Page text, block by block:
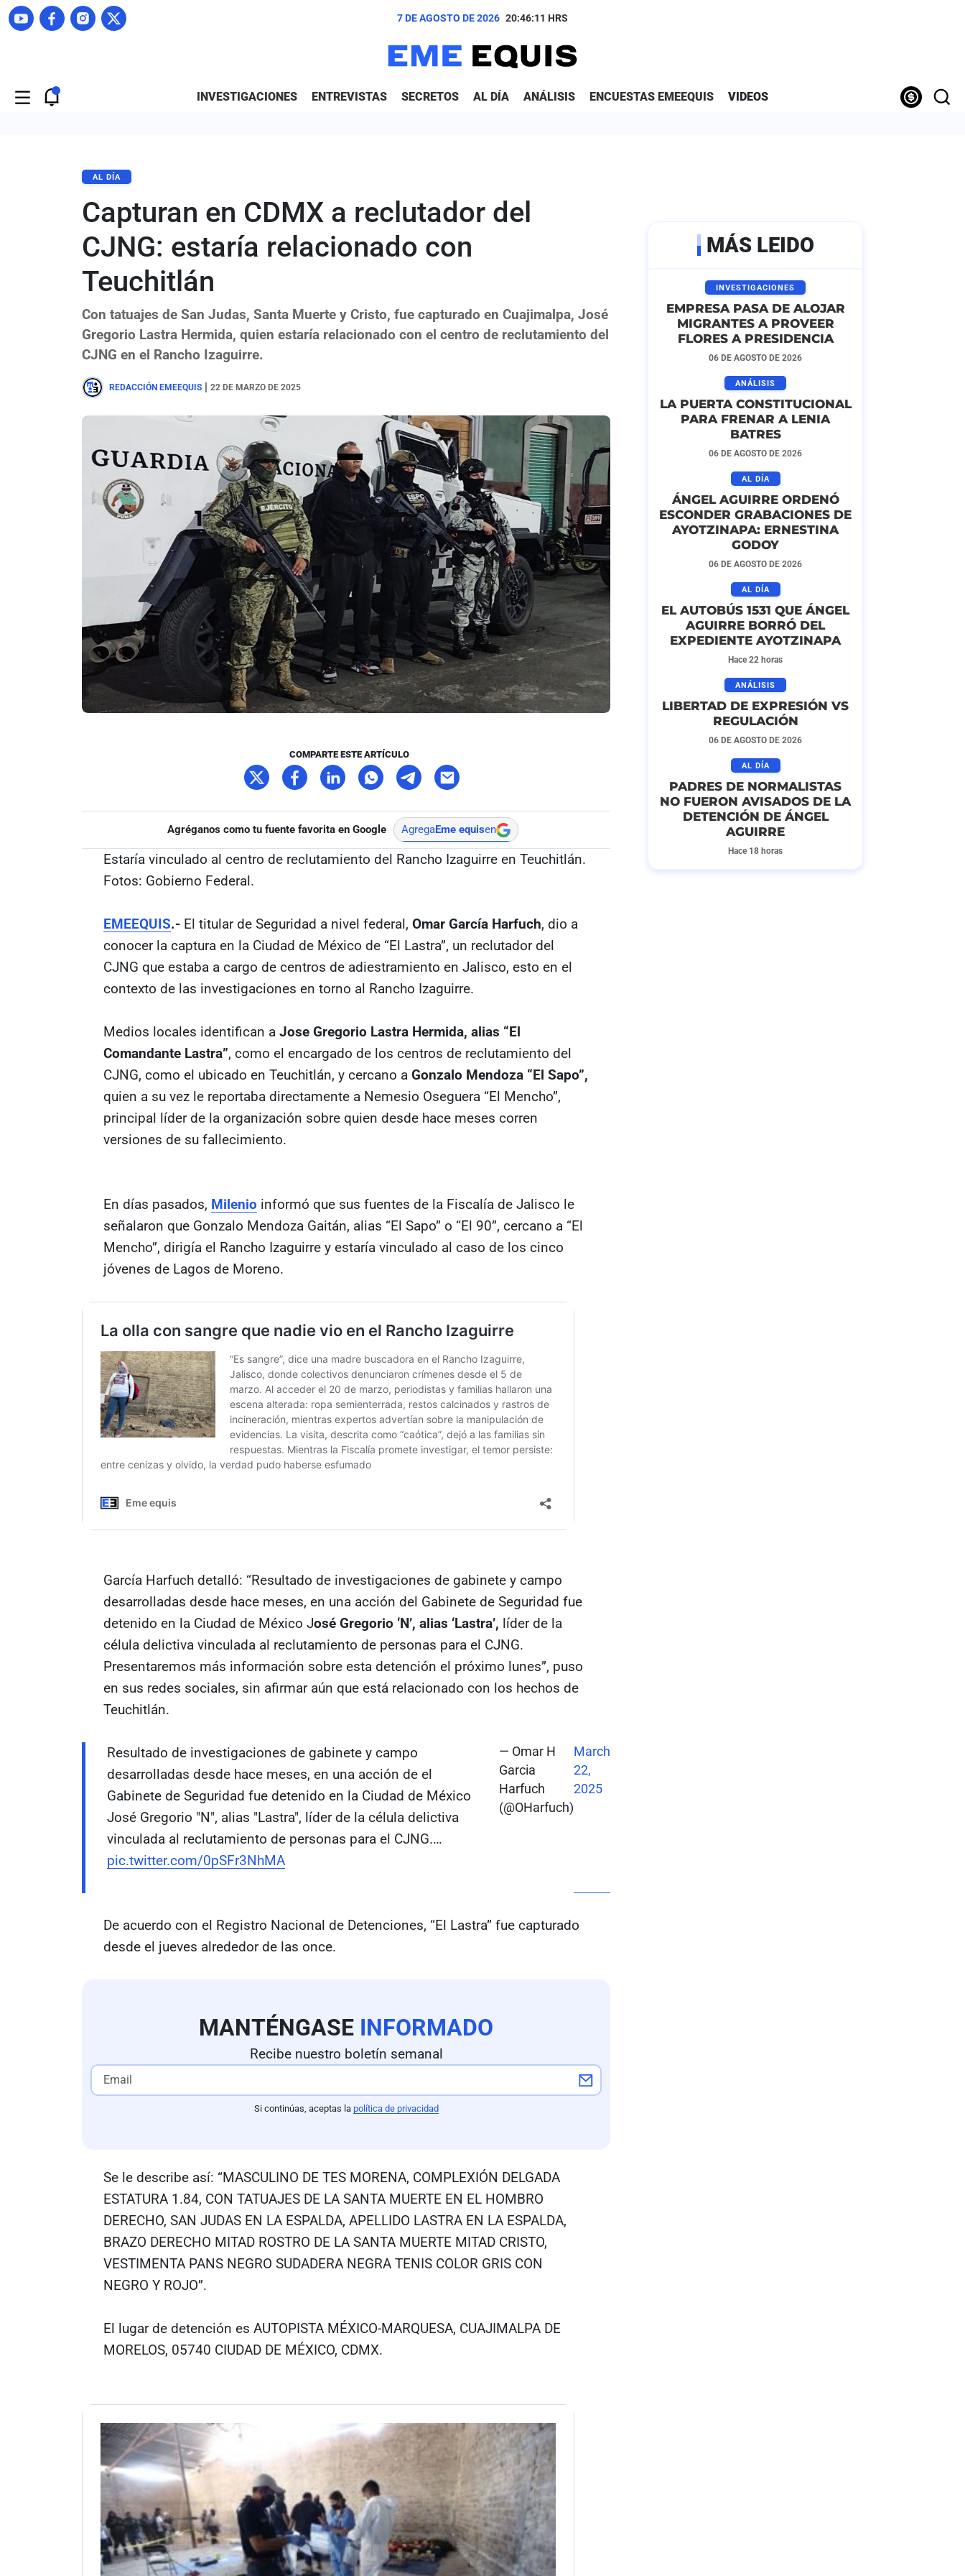
7 DE AGOSTO DE 2026 20:46:12 HRS
INVESTIGACIONES ENTREVISTAS SECRETOS AL DÍA ANÁLISIS ENCUESTAS EMEEQUIS VIDEOS
AL DÍA
Capturan en CDMX a reclutador del
CJNG: estaría relacionado con
Teuchitlán
Con tatuajes de San Judas, Santa Muerte y Cristo, fue capturado en Cuajimalpa, José
Gregorio Lastra Hermida, quien estaría relacionado con el centro de reclutamiento del
CJNG en el Rancho Izaguirre.
REDACCIÓN EMEEQUIS 22 DE MARZO DE 2025
COMPARTE ESTE ARTÍCULO
Agréganos como tu fuente favorita en Google AgregaEme equisen
Estaría vinculado al centro de reclutamiento del Rancho Izaguirre en Teuchitlán.
Fotos: Gobierno Federal.
EMEEQUIS.- El titular de Seguridad a nivel federal, Omar García Harfuch, dio a
conocer la captura en la Ciudad de México de “El Lastra”, un reclutador del
CJNG que estaba a cargo de centros de adiestramiento en Jalisco, esto en el
contexto de las investigaciones en torno al Rancho Izaguirre.
Medios locales identifican a Jose Gregorio Lastra Hermida, alias “El
Comandante Lastra”, como el encargado de los centros de reclutamiento del
CJNG, como el ubicado en Teuchitlán, y cercano a Gonzalo Mendoza “El Sapo”,
quien a su vez le reportaba directamente a Nemesio Oseguera “El Mencho”,
principal líder de la organización sobre quien desde hace meses corren
versiones de su fallecimiento.
En días pasados, Milenio informó que sus fuentes de la Fiscalía de Jalisco le
señalaron que Gonzalo Mendoza Gaitán, alias “El Sapo” o “El 90”, cercano a “El
Mencho”, dirigía el Rancho Izaguirre y estaría vinculado al caso de los cinco
jóvenes de Lagos de Moreno.
García Harfuch detalló: “Resultado de investigaciones de gabinete y campo
desarrolladas desde hace meses, en una acción del Gabinete de Seguridad fue
detenido en la Ciudad de México José Gregorio ‘N’, alias ‘Lastra’, líder de la
célula delictiva vinculada al reclutamiento de personas para el CJNG.
Presentaremos más información sobre esta detención el próximo lunes”, puso
en sus redes sociales, sin afirmar aún que está relacionado con los hechos de
Teuchitlán.
Resultado de investigaciones de gabinete y campo
desarrolladas desde hace meses, en una acción de el
Gabinete de Seguridad fue detenido en la Ciudad de México
José Gregorio "N", alias "Lastra", líder de la célula delictiva
vinculada al reclutamiento de personas para el CJNG.…
pic.twitter.com/0pSFr3NhMA
— Omar H
Garcia
Harfuch
(@OHarfuch)
March
22,
2025
De acuerdo con el Registro Nacional de Detenciones, “El Lastra” fue capturado
desde el jueves alrededor de las once.
MANTÉNGASE INFORMADO
Recibe nuestro boletín semanal
Si continúas, aceptas la política de privacidad
Se le describe así: “MASCULINO DE TES MORENA, COMPLEXIÓN DELGADA
ESTATURA 1.84, CON TATUAJES DE LA SANTA MUERTE EN EL HOMBRO
DERECHO, SAN JUDAS EN LA ESPALDA, APELLIDO LASTRA EN LA ESPALDA,
BRAZO DERECHO MITAD ROSTRO DE LA SANTA MUERTE MITAD CRISTO,
VESTIMENTA PANS NEGRO SUDADERA NEGRA TENIS COLOR GRIS CON
NEGRO Y ROJO”.
El lugar de detención es AUTOPISTA MÉXICO-MARQUESA, CUAJIMALPA DE
MORELOS, 05740 CIUDAD DE MÉXICO, CDMX.
MÁS LEIDO
INVESTIGACIONES
EMPRESA PASA DE ALOJAR
MIGRANTES A PROVEER
FLORES A PRESIDENCIA
06 DE AGOSTO DE 2026
ANÁLISIS
LA PUERTA CONSTITUCIONAL
PARA FRENAR A LENIA
BATRES
06 DE AGOSTO DE 2026
AL DÍA
ÁNGEL AGUIRRE ORDENÓ
ESCONDER GRABACIONES DE
AYOTZINAPA: ERNESTINA
GODOY
06 DE AGOSTO DE 2026
AL DÍA
EL AUTOBÚS 1531 QUE ÁNGEL
AGUIRRE BORRÓ DEL
EXPEDIENTE AYOTZINAPA
Hace 22 horas
ANÁLISIS
LIBERTAD DE EXPRESIÓN VS
REGULACIÓN
06 DE AGOSTO DE 2026
AL DÍA
PADRES DE NORMALISTAS
NO FUERON AVISADOS DE LA
DETENCIÓN DE ÁNGEL
AGUIRRE
Hace 18 horas